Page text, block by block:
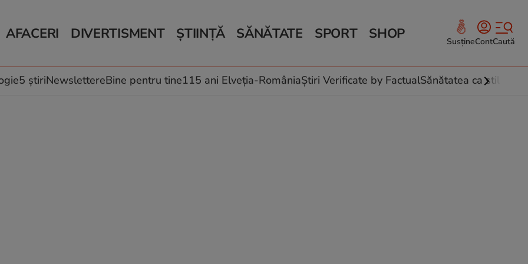
AFACERI
Auto
Locuri de muncă
DIVERTISMENT
Horoscop
Muzică și Filme
ȘTIINȚĂ
Schimbări climatice
SĂNĂTATE
Relații
Rețete culinare
SPORT SHOP SusțineContCaută
5 știriNewslettereBine pentru tine115 ani Elveția-RomâniaȘtiri Verificate by FactualSănătatea ca stil de